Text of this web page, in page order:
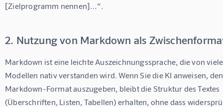
[Zielprogramm nennen]…“.
2. Nutzung von Markdown als
Markdown ist eine leichte Auszeichnungssprache, die von
Modellen nativ verstanden wird. Wenn Sie die KI anweisen,
Markdown-Format auszugeben, bleibt die Struktur des Textes
(Überschriften, Listen, Tabellen) erhalten, ohne dass